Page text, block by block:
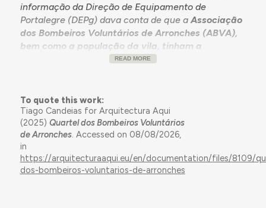
informação da Direção de Equipamento de
Portalegre (DEPg) dava conta de que a Associação
dos Bombeiros Voluntários de Arronches (ABVA),
bem como a população da vila, tinham a
levar a cabo a construção de um
1984.10.09 – Apresentação do anteprojeto
definitivo, pela Câmara Municipal de Arronches
(CMA).
1985.03.04 – Aprovação do anteprojeto definitivo,
por despacho.
1985.10.30 – Aprovação do projeto de execução
READ MORE
To quote this work:
Tiago Candeias for Arquitectura Aqui
(2025) Quartel dos Bombeiros Voluntários
de Arronches. Accessed on 08/08/2026,
in
https://arquitecturaaqui.eu/en/documentation/files/8109/
dos-bombeiros-voluntarios-de-arronches